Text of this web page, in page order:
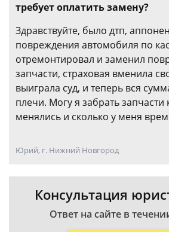
требует оплатить замену?
Здравствуйте, было дтп,
повреждения автомобиля по
отремонтировал и заменил
запчасти, страховая вменила
выиграла суд, и теперь вся
плечи. Могу я забрать запчасти
менялись и сколько у меня
Юрий, г. Нижний Новгород
Консультация
Ответ на сайте в